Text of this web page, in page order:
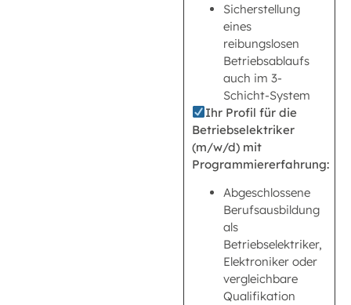
Sicherstellung
eines
reibungslosen
Betriebsablaufs
auch im 3-
Schicht-System
Ihr Profil für die
Betriebselektriker
(m/w/d) mit
Programmiererfahrung:
Abgeschlossene
Berufsausbildung
als
Betriebselektriker,
Elektroniker oder
vergleichbare
Qualifikation